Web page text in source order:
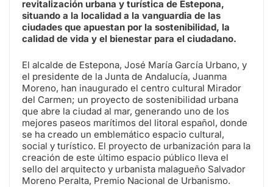
revitalización urbana y turística de Estepona,
situando a la localidad a la vanguardia de las
ciudades que apuestan por la sostenibilidad, la
calidad de vida y el bienestar para el ciudadano.
El alcalde de Estepona, José María García Urbano, y
el presidente de la Junta de Andalucía, Juanma
Moreno, han inaugurado el centro cultural Mirador
del Carmen; un proyecto de sostenibilidad urbana
que abre la ciudad al mar, generando uno de los
mejores paseos marítimos del litoral español, donde
se ha creado un emblemático espacio cultural,
social y turístico. El proyecto de urbanización para la
creación de este último espacio público lleva el
sello del arquitecto y urbanista malagueño Salvador
Moreno Peralta, Premio Nacional de Urbanismo.